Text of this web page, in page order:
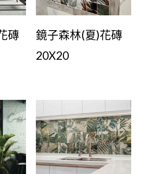
磚
鏡子森林(夏)花磚
20X20